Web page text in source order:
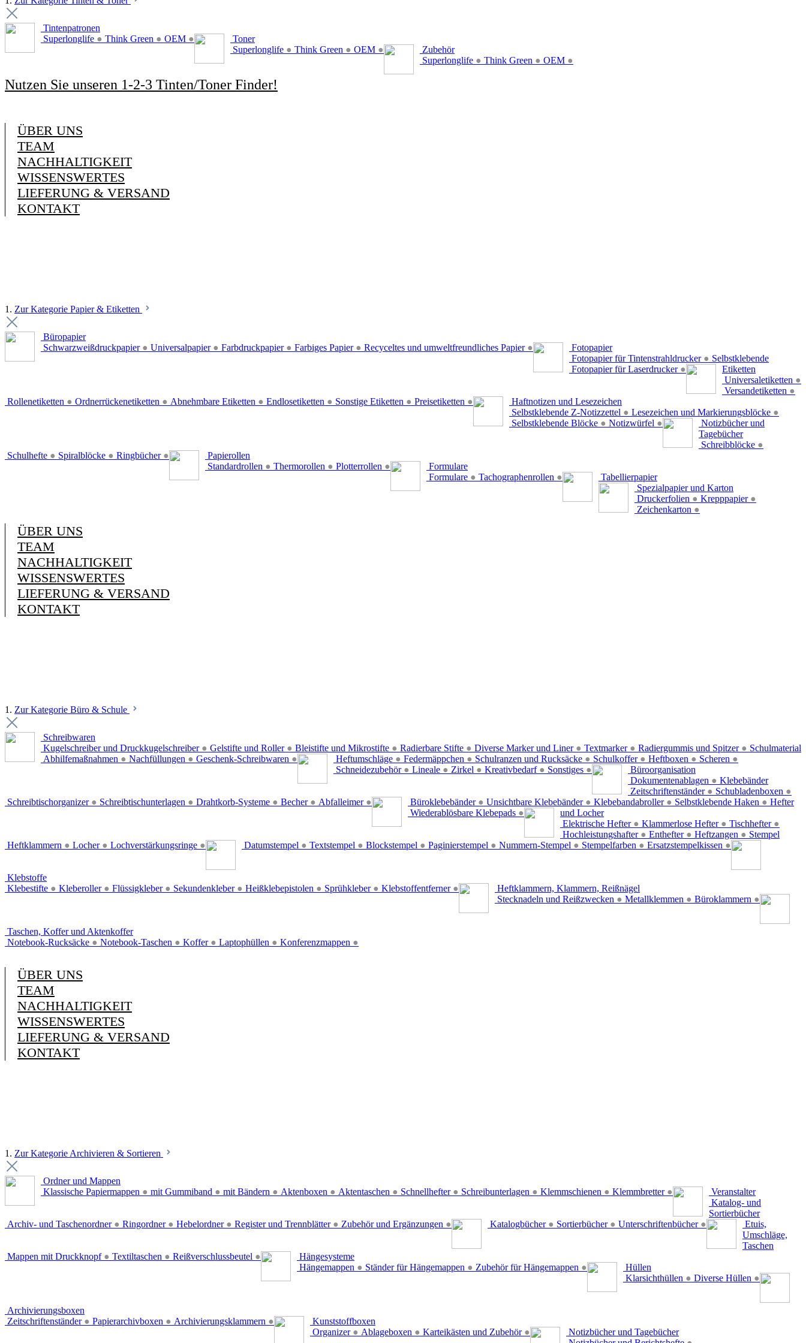
Tintenpatronen
Superlonglife ● Think Green ● OEM ●
Toner
Superlonglife ● Think Green ● OEM ●
Zubehör
Superlonglife ● Think Green ● OEM ●
Nutzen Sie unseren 1-2-3 Tinten/Toner Finder!
ÜBER UNS
TEAM
NACHHALTIGKEIT
WISSENSWERTES
LIEFERUNG & VERSAND
KONTAKT
1. Zur Kategorie Papier & Etiketten
Büropapier
Schwarzweißdruckpapier ● Universalpapier ● Farbdruckpapier ● Farbiges Papier ● Recyceltes und umweltfreundliches Papier ●
Fotopapier
Fotopapier für Tintenstrahldrucker ●
Fotopapier für Laserdrucker ●
Selbstklebende
Etiketten
Universaletiketten ●
Versandetiketten ●
Rollenetiketten ● Ordnerrückenetiketten ● Abnehmbare Etiketten ● Endlosetiketten ● Sonstige Etiketten ● Preisetiketten ●
Haftnotizen und Lesezeichen
Selbstklebende Z-Notizzettel ● Lesezeichen und Markierungsblöcke ●
Selbstklebende Blöcke ● Notizwürfel ●
Notizbücher und
Tagebücher
Schreibblöcke ●
Schulhefte ● Spiralblöcke ● Ringbücher ●
Papierollen
Standardrollen ● Thermorollen ● Plotterrollen ●
Formulare
Formulare ● Tachographenrollen ●
Tabellierpapier
Spezialpapier und Karton
Druckerfolien ● Krepppapier ●
Zeichenkarton ●
ÜBER UNS
TEAM
NACHHALTIGKEIT
WISSENSWERTES
LIEFERUNG & VERSAND
KONTAKT
1. Zur Kategorie Büro & Schule
Schreibwaren
Kugelschreiber und Druckkugelschreiber ● Gelstifte und Roller ● Bleistifte und Mikrostifte ● Radierbare Stifte ● Diverse Marker und Liner ● Textmarker ● Radiergummis und Spitzer ●
Abhilfemaßnahmen ● Nachfüllungen ● Geschenk-Schreibwaren ●
Schulmaterial
Heftumschläge ● Federmäppchen ● Schulranzen und Rucksäcke ● Schulkoffer ● Heftboxen ● Scheren ●
Schneidezubehör ● Lineale ● Zirkel ● Kreativbedarf ● Sonstiges ●
Büroorganisation
Dokumentenablagen ●
Zeitschriftenständer ● Schubladenboxen ●
Schreibtischorganizer ● Schreibtischunterlagen ● Drahtkorb-Systeme ● Becher ● Abfalleimer ●
Klebebänder
Büroklebebänder ● Unsichtbare Klebebänder ● Klebebandabroller ● Selbstklebende Haken ●
Wiederablösbare Klebepads ●
Hefter
und Locher
Elektrische Hefter ● Klammerlose Hefter ● Tischhefter ●
Hochleistungshafter ● Enthefter ● Heftzangen ●
Heftklammern ● Locher ● Lochverstärkungsringe ●
Stempel
Datumstempel ● Textstempel ● Blockstempel ● Paginierstempel ● Nummern-Stempel ● Stempelfarben ● Ersatzstempelkissen ●
Klebstoffe
Klebestifte ● Kleberoller ● Flüssigkleber ● Sekundenkleber ● Heißklebepistolen ● Sprühkleber ● Klebstoffentferner ●
Heftklammern, Klammern, Reißnägel
Stecknadeln und Reißzwecken ● Metallklemmen ● Büroklammern ●
Taschen, Koffer und Aktenkoffer
Notebook-Rucksäcke ● Notebook-Taschen ● Koffer ● Laptophüllen ● Konferenzmappen ●
ÜBER UNS
TEAM
NACHHALTIGKEIT
WISSENSWERTES
LIEFERUNG & VERSAND
KONTAKT
1. Zur Kategorie Archivieren & Sortieren
Ordner und Mappen
Klassische Papiermappen ● mit Gummiband ● mit Bändern ● Aktenboxen ● Aktentaschen ● Schnellhefter ● Schreibunterlagen ● Klemmschienen ● Klemmbretter ● Veranstalter
Archiv- und Taschenordner ● Ringordner ● Hebelordner ● Register und Trennblätter ● Zubehör und Ergänzungen ●
Katalog- und
Sortierbücher
Katalogbücher ● Sortierbücher ● Unterschriftenbücher ●
Etuis,
Umschläge,
Taschen
Mappen mit Druckknopf ● Textiltaschen ● Reißverschlussbeutel ●
Hängesysteme
Hängemappen ● Ständer für Hängemappen ● Zubehör für Hängemappen ●
Hüllen
Klarsichthüllen ● Diverse Hüllen ●
Archivierungsboxen
Zeitschriftenständer ● Papierarchivboxen ● Archivierungsklammern ●
Kunststoffboxen
Organizer ● Ablageboxen ● Karteikästen und Zubehör ●
Notizbücher und Tagebücher